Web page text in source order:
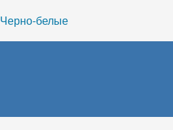
Черно-белые